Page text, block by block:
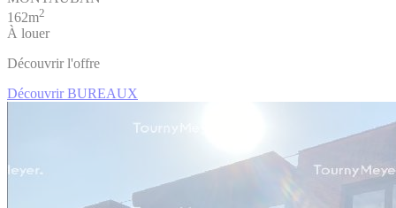
162m2
À louer
Découvrir l'offre
Découvrir BUREAUX